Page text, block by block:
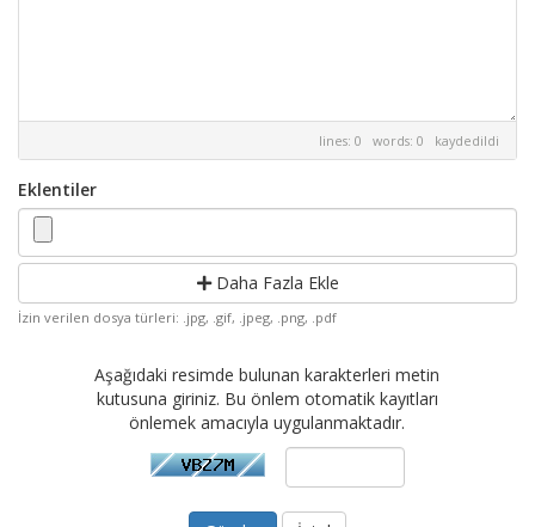
lines: 0 words: 0 kaydedildi
Eklentiler
Daha Fazla Ekle
İzin verilen dosya türleri: .jpg, .gif, .jpeg, .png, .pdf
Aşağıdaki resimde bulunan karakterleri metin
kutusuna giriniz. Bu önlem otomatik kayıtları
önlemek amacıyla uygulanmaktadır.